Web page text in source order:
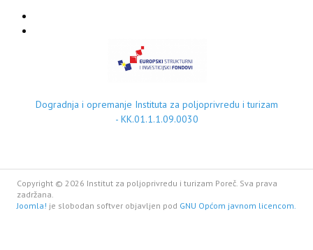
Dogradnja i opremanje Instituta za poljoprivredu i turizam
- KK.01.1.1.09.0030
Copyright © 2026 Institut za poljoprivredu i turizam Poreč. Sva prava
zadržana.
Joomla! je slobodan softver objavljen pod GNU Općom javnom licencom.